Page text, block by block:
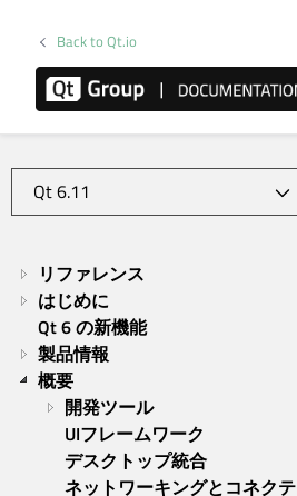
Back to Qt.io
リファレンス
はじめに
Qt 6 の新機能
製品情報
概要
開発ツール
UIフレームワーク
デスクトップ統合
ネットワーキングとコネクテ